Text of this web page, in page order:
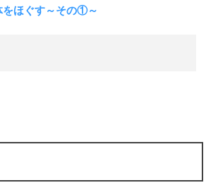
をほぐす～その①～